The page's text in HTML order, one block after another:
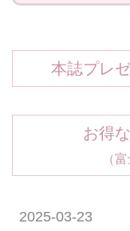
本誌プレ
お得
（富
2025-03-23